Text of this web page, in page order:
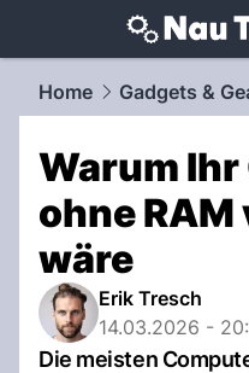
techtrends.
Home Gadgets &
Warum
ohne
wäre
Erik Tresch
14.03.2026 -
Die meisten